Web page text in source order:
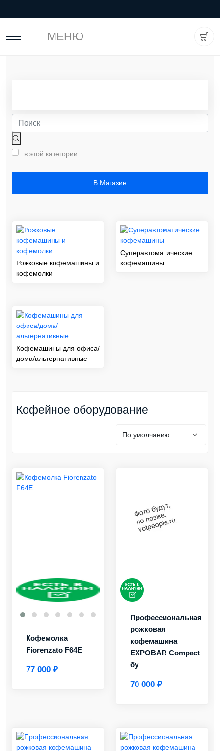
МЕНЮ
в этой категории
В Магазин
Рожковые кофемашины и
кофемолки
Суперавтоматические
кофемашины
Кофемашины для офиса/
дома/альтернативные
Кофейное оборудование
Кофемолка
Fiorenzato F64E
77 000 ₽
Профессиональная
рожковая
кофемашина
EXPOBAR Compact
бу
70 000 ₽